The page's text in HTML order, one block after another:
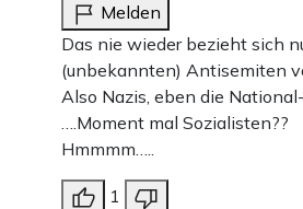
Melden
Das nie wieder bezieht sich
(unbekannten) Antisemiten
Also Nazis, eben die
….Moment mal Sozialisten??
Hmmmm…..
1